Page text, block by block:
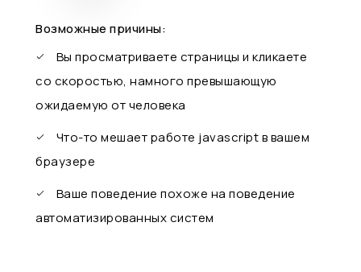
Возможные причины:
Вы просматриваете страницы и кликаете
со скоростью, намного превышающую
ожидаемую от человека
Что-то мешает работе javascript в вашем
браузере
Ваше поведение похоже на поведение
автоматизированных систем